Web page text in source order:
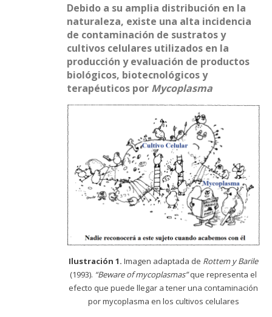
Debido a su amplia distribución en la
naturaleza, existe una alta incidencia
de contaminación de sustratos y
cultivos celulares utilizados en la
producción y evaluación de productos
biológicos, biotecnológicos y
terapéuticos por Mycoplasma
Ilustración 1. Imagen adaptada de Rottem y Barile
(1993). “Beware of mycoplasmas”que representa el
efecto que puede llegar a tener una contaminación
por mycoplasma en los cultivos celulares